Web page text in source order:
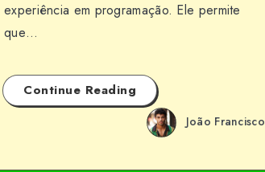
experiência em programação. Ele permite
que…
Continue Reading
João Francisco